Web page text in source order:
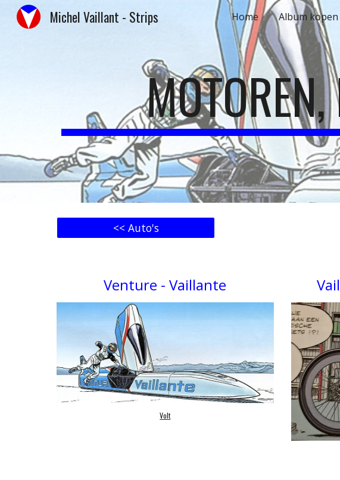
Skip to main content
Michel Vaillant - Strips Home Album kopen
<< Auto's
Venture - Vaillante
Volt